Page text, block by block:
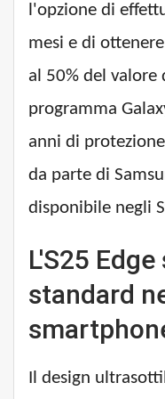
l'opzione di
mesi e di
al 50% del valore
programma
anni di
da parte di
disponibile negli
L'S25
standard
Il design